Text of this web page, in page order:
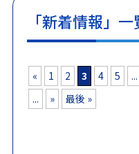
「新着情報」一
« 1 2 3 4 5 ...
...
» 最後 »